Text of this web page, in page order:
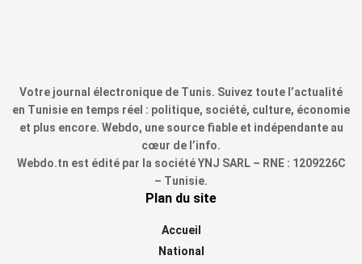
Votre journal électronique de Tunis. Suivez toute l’actualité
en Tunisie en temps réel : politique, société, culture, économie
et plus encore. Webdo, une source fiable et indépendante au
cœur de l’info.
Webdo.tn est édité par la société YNJ SARL – RNE : 1209226C
– Tunisie.
Plan du site
Accueil
National